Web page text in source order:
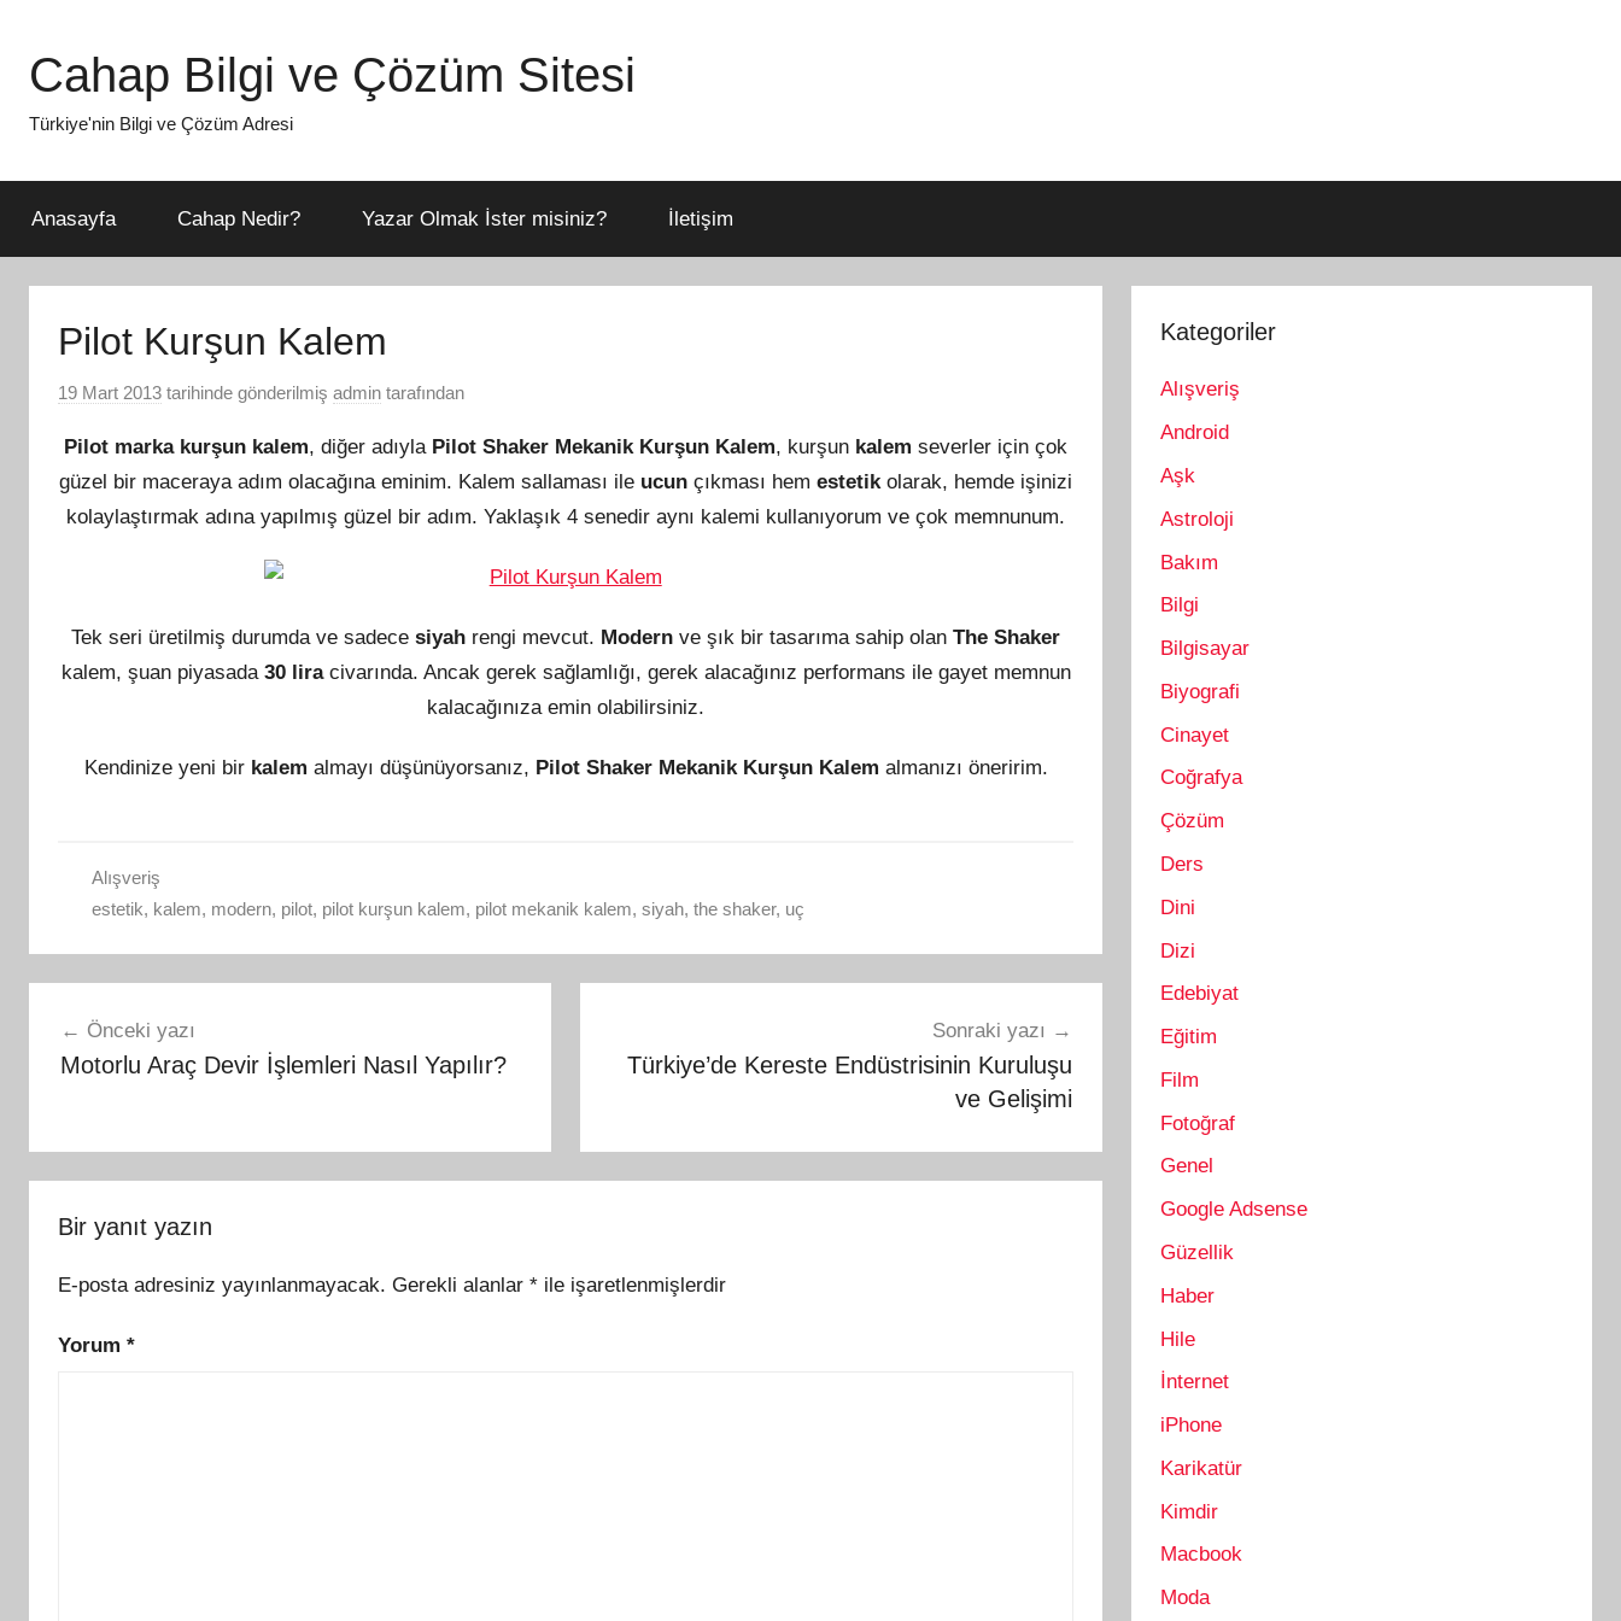
Cahap Bilgi ve Çözüm Sitesi
Türkiye'nin Bilgi ve Çözüm Adresi
Anasayfa Cahap Nedir? Yazar Olmak İster misiniz? İletişim
Pilot Kurşun Kalem
19 Mart 2013 tarihinde gönderilmiş admin tarafından
Pilot marka kurşun kalem, diğer adıyla Pilot Shaker Mekanik Kurşun Kalem, kurşun kalem severler için çok
güzel bir maceraya adım olacağına eminim. Kalem sallaması ile ucun çıkması hemestetik olarak, hemde işinizi
kolaylaştırmak adına yapılmış güzel bir adım. Yaklaşık 4 senedir aynı kalemi kullanıyorum ve çok memnunum.
Tek seri üretilmiş durumda ve sadecesiyah rengi mevcut. Modern ve şık bir tasarıma sahip olanThe Shaker
kalem, şuan piyasada 30 liracivarında. Ancak gerek sağlamlığı, gerek alacağınız performans ile gayet memnun
kalacağınıza emin olabilirsiniz.
Kendinize yeni bir kalem almayı düşünüyorsanız, Pilot Shaker Mekanik Kurşun Kalem almanızı öneririm.
Alışveriş
estetik, kalem, modern, pilot, pilot kurşun kalem, pilot mekanik kalem, siyah, the shaker, uç
gezinmesi
Önceki yazı
Motorlu Araç Devir İşlemleri Nasıl Yapılır?
Sonraki yazı
Türkiye’de Kereste Endüstrisinin Kuruluşu
ve Gelişimi
Bir yanıt yazın
E-posta adresiniz yayınlanmayacak. Gerekli alanlar * ile işaretlenmişlerdir
Yorum *
Kategoriler
Alışveriş
Android
Aşk
Astroloji
Bakım
Bilgi
Bilgisayar
Biyografi
Cinayet
Coğrafya
Çözüm
Ders
Dini
Dizi
Edebiyat
Eğitim
Film
Fotoğraf
Genel
Google Adsense
Güzellik
Haber
Hile
İnternet
iPhone
Karikatür
Kimdir
Macbook
Moda